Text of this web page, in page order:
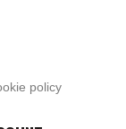
policy